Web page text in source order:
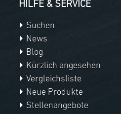
HILFE & SERVICE
Suchen
News
Blog
Kürzlich angesehen
Vergleichsliste
Neue Produkte
Stellenangebote